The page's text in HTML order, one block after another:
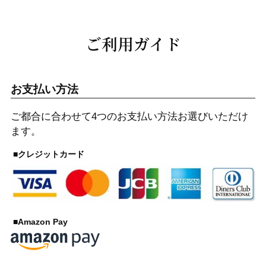
ご利用ガイド
お支払い方法
ご都合に合わせて4つのお支払い方法お選びいただけ
ます。
■クレジットカード
■Amazon Pay